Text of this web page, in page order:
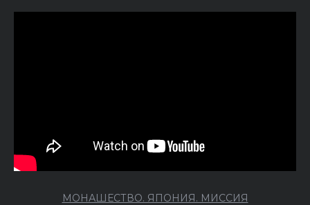
МОНАШЕСТВО. ЯПОНИЯ. МИССИЯ